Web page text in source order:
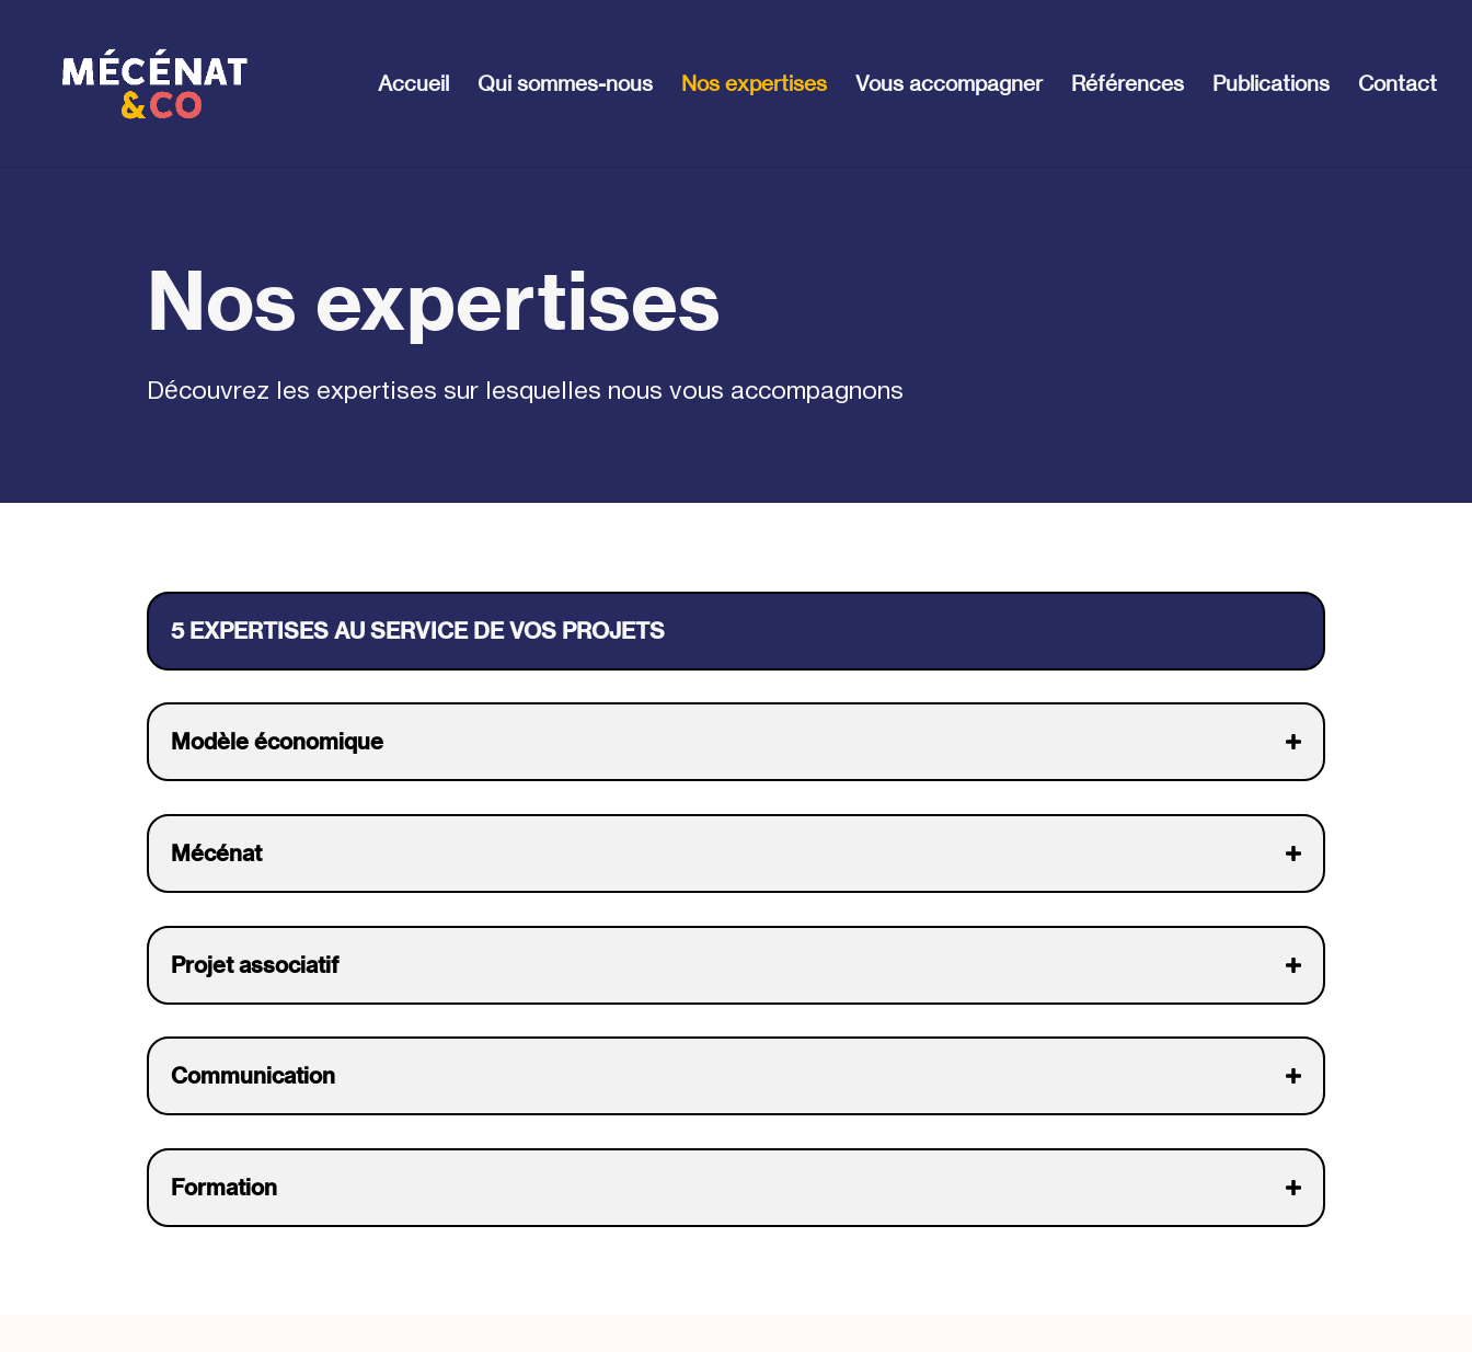
Accueil Qui sommes-nous Nos expertises Vous accompagner Références Publications Contact
Nos expertises
Découvrez les expertises sur lesquelles nous vous accompagnons
5 EXPERTISES AU SERVICE DE VOS PROJETS
Modèle économique
Mécénat
Projet associatif
Communication
Formation